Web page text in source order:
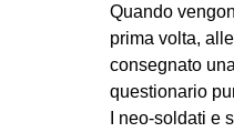
Quando
prima volta,
consegnato
questionario
I neo-soldati e